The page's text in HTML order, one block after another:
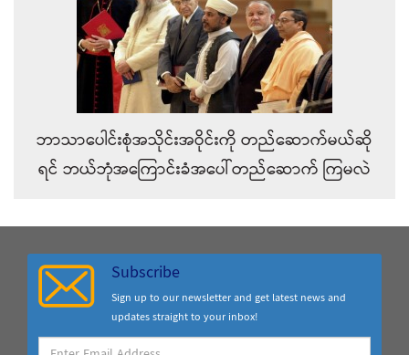
ဘာသာပေါင်းစုံအသိုင်းအဝိုင်းကို တည်ဆောက်မယ်ဆို
ရင် ဘယ်ဘုံအကြောင်းခံအပေါ်တည်ဆောက် ကြမလဲ
Subscribe
Sign up to our newsletter and get latest news and
updates straight to your inbox!